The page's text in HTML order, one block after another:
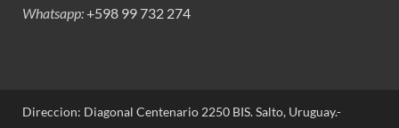
Whatsapp:+598 99 732 274
Direccion: Diagonal Centenario 2250 BIS. Salto, Uruguay.-